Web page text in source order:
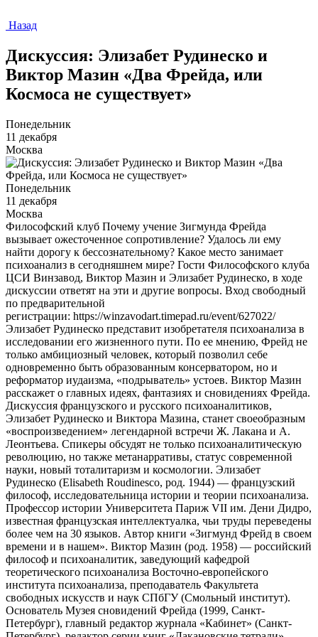
Назад
Дискуссия: Элизабет Рудинеско и
Виктор Мазин «Два Фрейда, или
Космоса не существует»
Понедельник
11 декабря
Москва
Понедельник
11 декабря
Москва
Философский клуб Почему учение Зигмунда Фрейда
вызывает ожесточенное сопротивление? Удалось ли ему
найти дорогу к бессознательному? Какое место занимает
психоанализ в сегодняшнем мире? Гости Философского клуба
ЦСИ Винзавод, Виктор Мазин и Элизабет Рудинеско, в ходе
дискуссии ответят на эти и другие вопросы. Вход свободный
по предварительной
регистрации: https://winzavodart.timepad.ru/event/627022/
Элизабет Рудинеско представит изобретателя психоанализа в
исследовании его жизненного пути. По ее мнению, Фрейд не
только амбициозный человек, который позволил себе
одновременно быть образованным консерватором, но и
реформатор иудаизма, «подрыватель» устоев. Виктор Мазин
расскажет о главных идеях, фантазиях и сновидениях Фрейда.
Дискуссия французского и русского психоаналитиков,
Элизабет Рудинеско и Виктора Мазина, станет своеобразным
«воспроизведением» легендарной встречи Ж. Лакана и А.
Леонтьева. Спикеры обсудят не только психоаналитическую
революцию, но также метанарративы, статус современной
науки, новый тоталитаризм и космологии. Элизабет
Рудинеско (Elisabeth Roudinesco, род. 1944) — французский
философ, исследовательница истории и теории психоанализа.
Профессор истории Университета Париж VII им. Дени Дидро,
известная французская интеллектуалка, чьи труды переведены
более чем на 30 языков. Автор книги «Зигмунд Фрейд в своем
времени и в нашем». Виктор Мазин (род. 1958) — российский
философ и психоаналитик, заведующий кафедрой
теоретического психоанализа Восточно-европейского
института психоанализа, преподаватель Факультета
свободных искусств и наук СПбГУ (Смольный институт).
Основатель Музея сновидений Фрейда (1999, Санкт-
Петербург), главный редактор журнала «Кабинет» (Санкт-